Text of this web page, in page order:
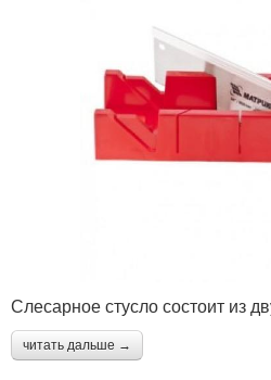
Слесарное стусло состоит из
читать дальше →